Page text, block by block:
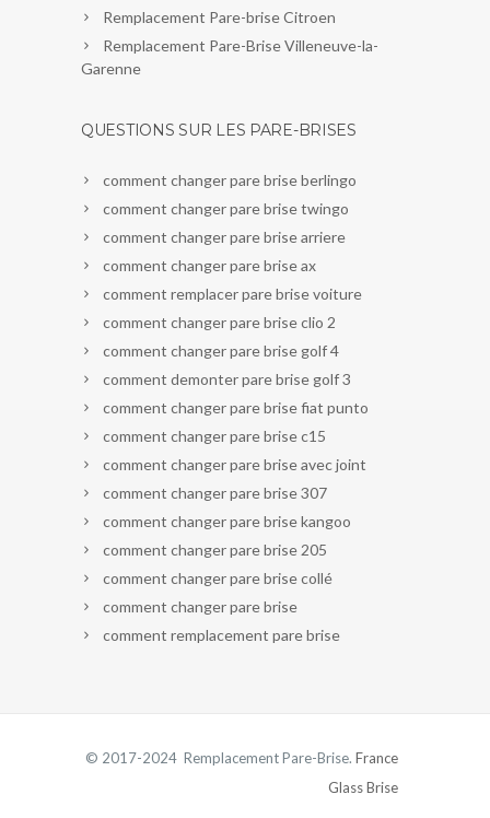
Remplacement Pare-brise Citroen
Remplacement Pare-Brise Villeneuve-la-
Garenne
QUESTIONS SUR LES PARE-BRISES
comment changer pare brise berlingo
comment changer pare brise twingo
comment changer pare brise arriere
comment changer pare brise ax
comment remplacer pare brise voiture
comment changer pare brise clio 2
comment changer pare brise golf 4
comment demonter pare brise golf 3
comment changer pare brise fiat punto
comment changer pare brise c15
comment changer pare brise avec joint
comment changer pare brise 307
comment changer pare brise kangoo
comment changer pare brise 205
comment changer pare brise collé
comment changer pare brise
comment remplacement pare brise
© 2017-2024 Remplacement Pare-Brise. France
Glass Brise